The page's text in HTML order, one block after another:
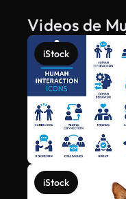
Videos de
iStock
iStock